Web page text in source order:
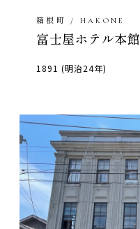
箱根町 / HAKONE
富士屋ホテル本館
1891 (明治24年)